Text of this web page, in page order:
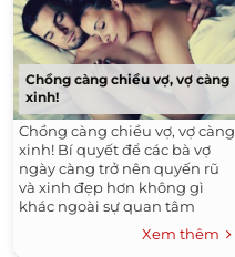
Chồng càng chiều vợ, vợ càng
xinh!
Chồng càng chiều vợ, vợ càng
xinh! Bí quyết để các bà vợ
ngày càng trở nên quyến rũ
và xinh đẹp hơn không gì
khác ngoài sự quan tâm
Xem thêm